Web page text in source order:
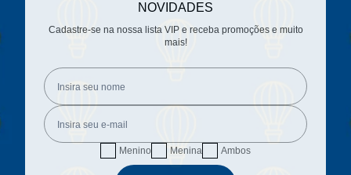
NOVIDADES
Cadastre-se na nossa lista VIP e receba promoções e muito
mais!
Menino Menina Ambos